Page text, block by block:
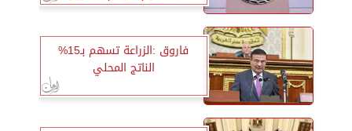
فاروق :الزراعة تسهم بـ15%
الناتج المحلي